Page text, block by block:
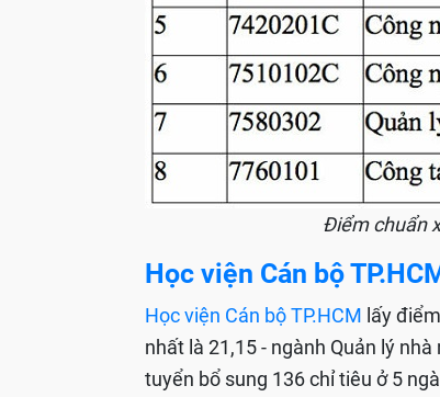
Điểm chuẩn
Học viện Cán bộ
Học viện Cán bộ TP.HCM lấy
nhất là 21,15 - ngành Quản lý
tuyển bổ sung 136 chỉ tiêu ở 5